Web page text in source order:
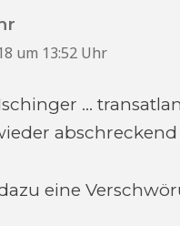
um 13:52 Uhr
…
eine